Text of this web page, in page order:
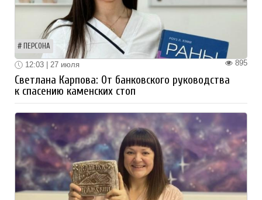
ПЕРСОНА
895
12:03 | 27 июля
Светлана Карпова: От банковского руководства
к спасению каменских стоп